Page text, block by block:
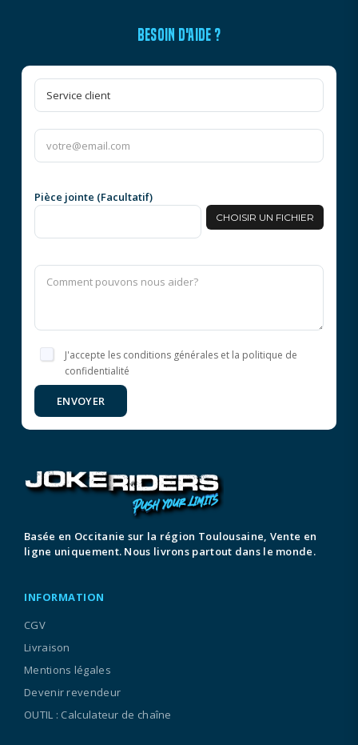
BESOIN D'AIDE ?
Pièce jointe (Facultatif)
CHOISIR UN FICHIER
J'accepte les conditions générales et la politique de
confidentialité
ENVOYER
Basée en Occitanie sur la région Toulousaine, Vente en
ligne uniquement. Nous livrons partout dans le monde.
INFORMATION
CGV
Livraison
Mentions légales
Devenir revendeur
OUTIL : Calculateur de chaîne